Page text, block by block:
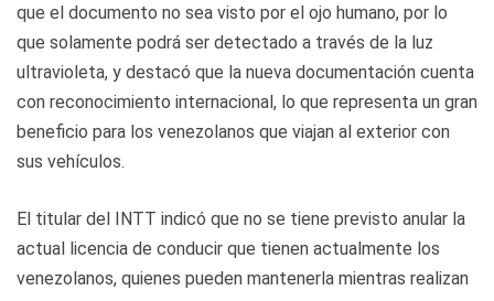
que el documento no sea visto por el ojo humano, por lo
que solamente podrá ser detectado a través de la luz
ultravioleta, y destacó que la nueva documentación cuenta
con reconocimiento internacional, lo que representa un gran
beneficio para los venezolanos que viajan al exterior con
sus vehículos.
El titular del INTT indicó que no se tiene previsto anular la
actual licencia de conducir que tienen actualmente los
venezolanos, quienes pueden mantenerla mientras realizan